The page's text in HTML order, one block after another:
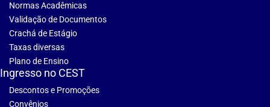
Normas Acadêmicas
Validação de Documentos
Crachá de Estágio
Taxas diversas
Plano de Ensino
Ingresso no CEST
Descontos e Promoções
Convênios